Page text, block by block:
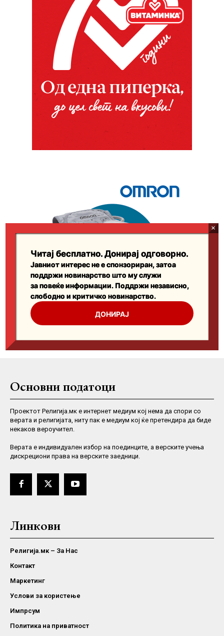
Основни податоци
Проектот Религија.мк е интернет медиум кој нема да спори со
верата и религијата, ниту пак е медиум кој ќе претендира да биде
некаков вероучител.
Верaта е индивидуален избор на поединците, а верските учења
дискрециони права на верските заедници.
Линкови
Религија.мк – За Нас
Контакт
Маркетинг
Услови за користење
Импрсум
Политика на приватност